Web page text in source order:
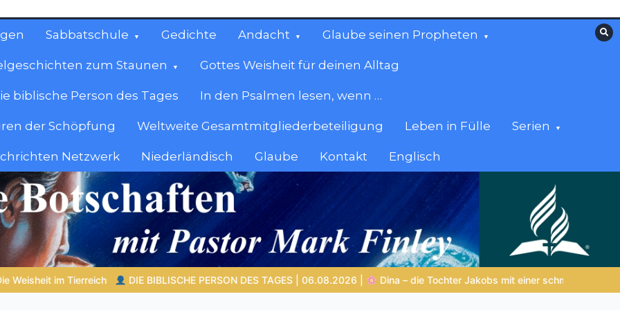
Sabbatschule Gedichte Andacht Glaube seinen Propheten
zum Staunen Gottes Weisheit für deinen Alltag
biblische Person des Tages In den Psalmen lesen, wenn …
der Schöpfung Weltweite Gesamtmitgliederbeteiligung Leben in Fülle Serien
Netzwerk Niederländisch Glaube Kontakt Englisch
TAGES | 06.08.2026 | Dina – die Tochter Jakobs mit einer schmerzhaften Geschichte LEBENDIGES GLAUBENSLEBEN |